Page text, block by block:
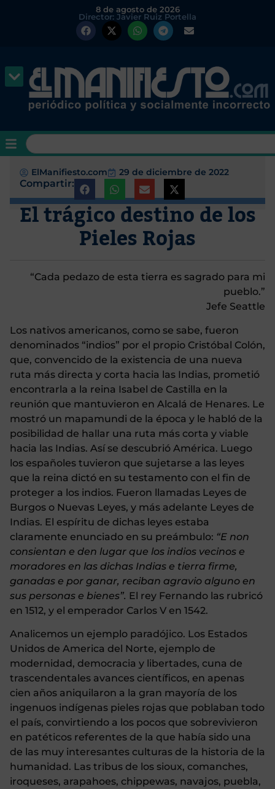
8 de agosto de 2026
Director: Javier Ruiz Portella
ElManifiesto.com 29 de diciembre de 2022
Compartir:
El trágico destino de los
Pieles Rojas
“Cada pedazo de esta tierra es sagrado para mi
pueblo.”
Jefe Seattle
Los nativos americanos, como se sabe, fueron
denominados “indios” por el propio Cristóbal Colón,
que, convencido de la existencia de una nueva
ruta más directa y corta hacia las Indias, prometió
encontrarla a la reina Isabel de Castilla en la
reunión que mantuvieron en Alcalá de Henares. Le
mostró un mapamundi de la época y le habló de la
posibilidad de hallar una ruta más corta y viable
hacia las Indias. Así se descubrió América. Luego
los españoles tuvieron que sujetarse a las leyes
que la reina dictó en su testamento con el fin de
proteger a los indios. Fueron llamadas Leyes de
Burgos o Nuevas Leyes, y más adelante Leyes de
Indias. El espíritu de dichas leyes estaba
claramente enunciado en su preámbulo: “E non
consientan e den lugar que los indios vecinos e
moradores en las dichas Indias e tierra firme,
ganadas e por ganar, reciban agravio alguno en
sus personas e bienes”. El rey Fernando las rubricó
en 1512, y el emperador Carlos V en 1542.
Analicemos un ejemplo paradójico. Los Estados
Unidos de America del Norte, ejemplo de
modernidad, democracia y libertades, cuna de
trascendentales avances científicos, en apenas
cien años aniquilaron a la gran mayoría de los
ingenuos indígenas pieles rojas que poblaban todo
el país, convirtiendo a los pocos que sobrevivieron
en patéticos referentes de la que había sido una
de las muy interesantes culturas de la historia de la
humanidad. Las tribus de los sioux, comanches,
iroqueses, arapahoes, chippewas, navajos, puebla,